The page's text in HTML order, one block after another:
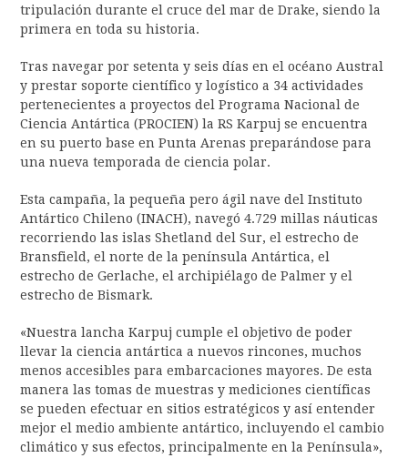
tripulación durante el cruce del mar de Drake, siendo la
primera en toda su historia.
Tras navegar por setenta y seis días en el océano Austral
y prestar soporte científico y logístico a 34 actividades
pertenecientes a proyectos del Programa Nacional de
Ciencia Antártica (PROCIEN) la RS Karpuj se encuentra
en su puerto base en Punta Arenas preparándose para
una nueva temporada de ciencia polar.
Esta campaña, la pequeña pero ágil nave del Instituto
Antártico Chileno (INACH), navegó 4.729 millas náuticas
recorriendo las islas Shetland del Sur, el estrecho de
Bransfield, el norte de la península Antártica, el
estrecho de Gerlache, el archipiélago de Palmer y el
estrecho de Bismark.
«Nuestra lancha Karpuj cumple el objetivo de poder
llevar la ciencia antártica a nuevos rincones, muchos
menos accesibles para embarcaciones mayores. De esta
manera las tomas de muestras y mediciones científicas
se pueden efectuar en sitios estratégicos y así entender
mejor el medio ambiente antártico, incluyendo el cambio
climático y sus efectos, principalmente en la Península»,